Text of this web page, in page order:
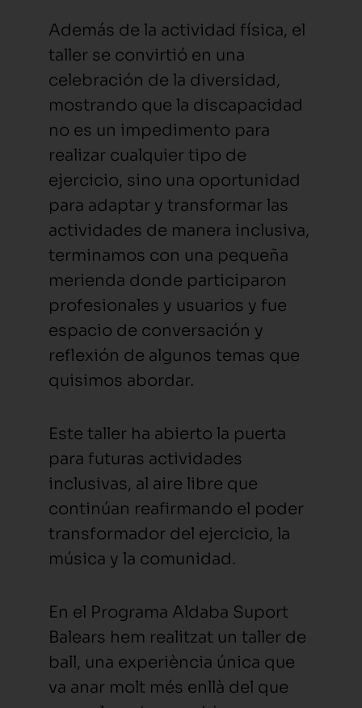
Además de la actividad física, el
taller se convirtió en una
celebración de la diversidad,
mostrando que la discapacidad
no es un impedimento para
realizar cualquier tipo de
ejercicio, sino una oportunidad
para adaptar y transformar las
actividades de manera inclusiva,
terminamos con una pequeña
merienda donde participaron
profesionales y usuarios y fue
espacio de conversación y
reflexión de algunos temas que
quisimos abordar.
Este taller ha abierto la puerta
para futuras actividades
inclusivas, al aire libre que
continúan reafirmando el poder
transformador del ejercicio, la
música y la comunidad.
En el Programa Aldaba Suport
Balears hem realitzat un taller de
ball, una experiència única que
va anar molt més enllà del que